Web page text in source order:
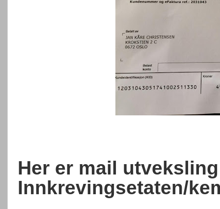
Her er mail
Innkrevingsetaten/